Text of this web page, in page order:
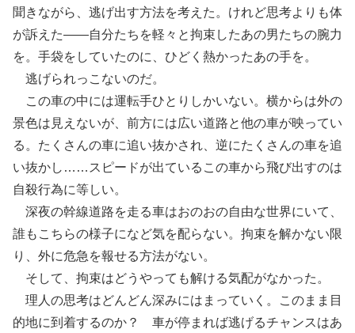
聞きながら、逃げ出す方法を考えた。けれど思考よりも体
が訴えた――自分たちを軽々と拘束したあの男たちの腕力
を。手袋をしていたのに、ひどく熱かったあの手を。
逃げられっこないのだ。
この車の中には運転手ひとりしかいない。横からは外の
景色は見えないが、前方には広い道路と他の車が映ってい
る。たくさんの車に追い抜かされ、逆にたくさんの車を追
い抜かし……スピードが出ているこの車から飛び出すのは
自殺行為に等しい。
深夜の幹線道路を走る車はおのおの自由な世界にいて、
誰もこちらの様子になど気を配らない。拘束を解かない限
り、外に危急を報せる方法がない。
そして、拘束はどうやっても解ける気配がなかった。
理人の思考はどんどん深みにはまっていく。このまま目
的地に到着するのか？ 車が停まれば逃げるチャンスはあ